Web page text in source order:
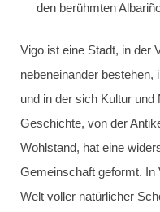
den berühmten
Vigo ist eine Stadt, in der
nebeneinander bestehen,
und in der sich Kultur
Geschichte, von der
Wohlstand, hat eine
Gemeinschaft geformt. In
Welt voller natürlicher